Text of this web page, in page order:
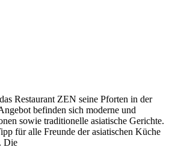
Restaurant ZEN seine Pforten in der
befinden sich moderne und
sowie traditionelle asiatische Gerichte.
für alle Freunde der asiatischen Küche
Die